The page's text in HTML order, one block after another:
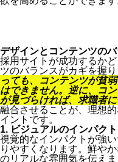
デザインとコンテンツの
採用サイトが成功するか
ツのバランスがカギを握り
っても、コンテンツが貧
はできません。逆に、コ
が見づらければ、求職者に
融合させることが、理想
イントです。
1. ビジュアルのインパクト
視覚的なインパクトが強
りやすくなります。鮮や
のリアルな雰囲気を伝え